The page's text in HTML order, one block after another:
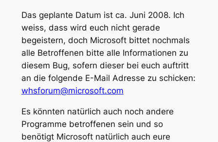
Das geplante Datum ist ca. Juni 2008. Ich
weiss, dass wird euch nicht gerade
begeistern, doch Microsoft bittet nochmals
alle Betroffenen bitte alle Informationen zu
diesem Bug, sofern dieser bei euch auftritt
an die folgende E-Mail Adresse zu schicken:
whsforum@microsoft.com
Es könnten natürlich auch noch andere
Programme betroffenen sein und so
benötigt Microsoft natürlich auch eure